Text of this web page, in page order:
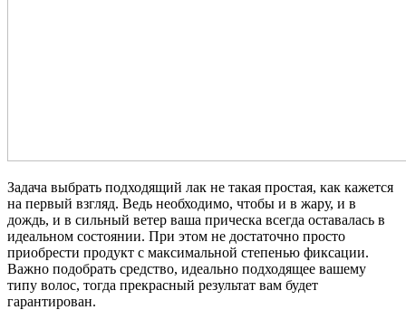
Задача выбрать подходящий лак не такая простая, как кажется
на первый взгляд. Ведь необходимо, чтобы и в жару, и в
дождь, и в сильный ветер ваша прическа всегда оставалась в
идеальном состоянии. При этом не достаточно просто
приобрести продукт с максимальной степенью фиксации.
Важно подобрать средство, идеально подходящее вашему
типу волос, тогда прекрасный результат вам будет
гарантирован.